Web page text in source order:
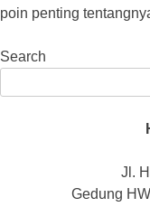
poin penting
Search
Jl.
Gedung